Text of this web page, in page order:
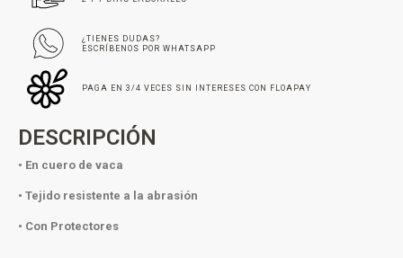
¿TIENES DUDAS?
ESCRÍBENOS POR WHATSAPP
PAGA EN 3/4 VECES SIN INTERESES CON FLOAPAY
DESCRIPCIÓN
• En cuero de vaca
• Tejido resistente a la abrasión
• Con Protectores